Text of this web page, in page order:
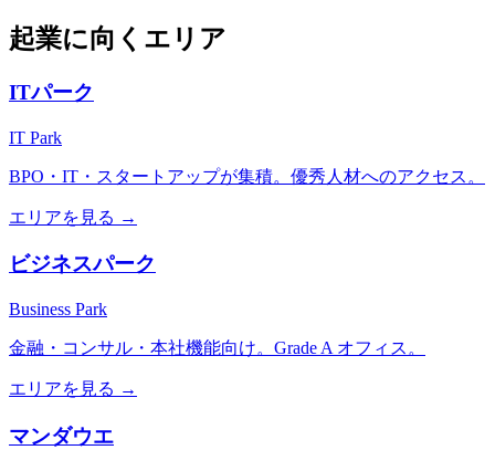
起業に向くエリア
ITパーク
IT Park
BPO・IT・スタートアップが集積。優秀人材へのアクセス。
エリアを見る →
ビジネスパーク
Business Park
金融・コンサル・本社機能向け。Grade A オフィス。
エリアを見る →
マンダウエ